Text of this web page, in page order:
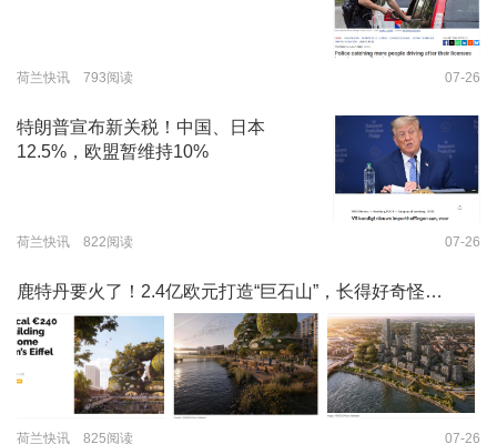
荷兰快讯 793阅读 07-26
特朗普宣布新关税！中国、日本
12.5%，欧盟暂维持10%
荷兰快讯 822阅读 07-26
鹿特丹要火了！2.4亿欧元打造“巨石山”，长得好奇怪…
荷兰快讯 825阅读 07-26